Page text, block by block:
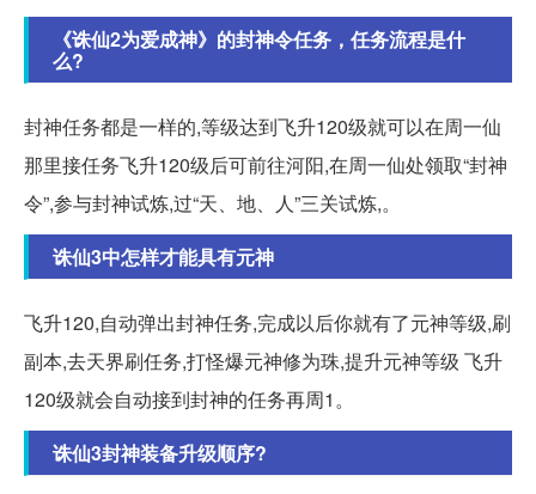
《诛仙2为爱成神》的封神令任务，任务流程是什
么?
封神任务都是一样的,等级达到飞升120级就可以在周一仙
那里接任务飞升120级后可前往河阳,在周一仙处领取“封神
令”,参与封神试炼,过“天、地、人”三关试炼,。
诛仙3中怎样才能具有元神
飞升120,自动弹出封神任务,完成以后你就有了元神等级,刷
副本,去天界刷任务,打怪爆元神修为珠,提升元神等级 飞升
120级就会自动接到封神的任务再周1。
诛仙3封神装备升级顺序?